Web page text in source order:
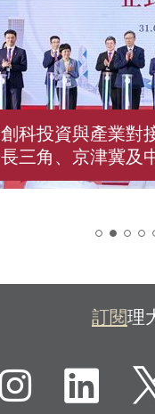
科投資與產業對
三角、京津冀及
訂閱理